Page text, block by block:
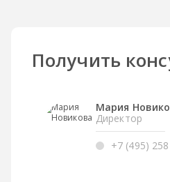
Получить
Мария
Директор
+7 (495)